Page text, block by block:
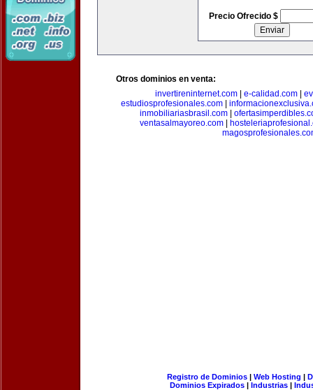
Precio Ofrecido $
Otros dominios en venta:
invertireninternet.com| e-calidad.com|
estudiosprofesionales.com|
inmobiliariasbrasil.com
ventasalmayoreo.com
Registro de Dominios| Web Hosting |
Dominios Expirados | Industrias |